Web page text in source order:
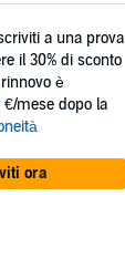
a una prova
il 30% di sconto
è
mese dopo la
ora